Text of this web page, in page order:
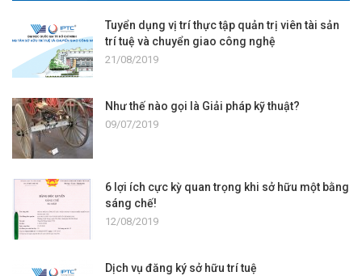
Tuyển dụng vị trí thực tập quản trị viên tài sản
trí tuệ và chuyển giao công nghệ
21/08/2019
Như thế nào gọi là Giải pháp kỹ thuật?
09/07/2019
6 lợi ích cực kỳ quan trọng khi sở hữu một bằng
sáng chế!
12/08/2019
Dịch vụ đăng ký sở hữu trí tuệ